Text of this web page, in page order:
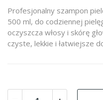
Profesjonalny szampon
500 ml, do codziennej
oczyszcza włosy i skórę
czyste, lekkie i łatwiejsze